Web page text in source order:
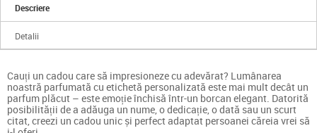
Descriere
Detalii
Cauți un cadou care să impresioneze cu adevărat? Lumânarea
noastră parfumată cu etichetă personalizată este mai mult decât un
parfum plăcut – este emoție închisă într-un borcan elegant. Datorită
posibilității de a adăuga un nume, o dedicație, o dată sau un scurt
citat, creezi un cadou unic și perfect adaptat persoanei căreia vrei să